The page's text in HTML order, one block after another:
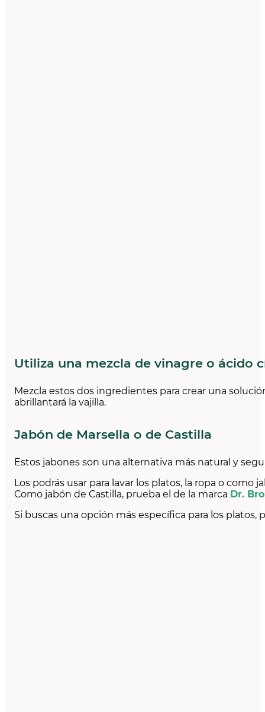
Utiliza una mezcla de vinagre o ácido
Mezcla estos dos ingredientes para crear una
abrillantará la vajilla.
Jabón de Marsella o de Castilla
Estos jabones son una alternativa más natural y
Los podrás usar para lavar los platos, la ropa o
Como jabón de Castilla, prueba el de la marca Dr.
Si buscas una opción más específica para los platos,